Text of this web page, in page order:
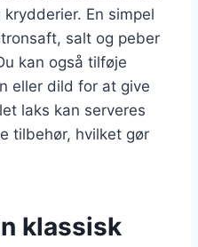
En simpel
salt og peber
kan også tilføje
eller dild for at give
laks kan serveres
tilbehør, hvilket gør
klassisk